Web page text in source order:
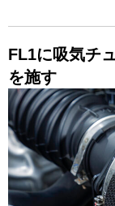
FL1に吸気チ
を施す